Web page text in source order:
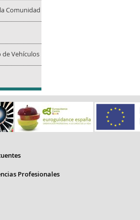
Comunidad
Vehículos
Profesionales